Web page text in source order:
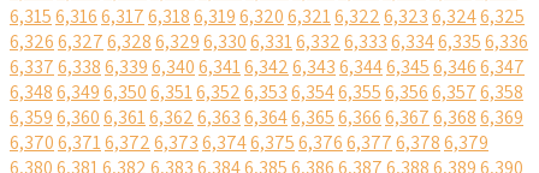
6,3156,3166,3176,3186,3196,3206,3216,3226,3236,3246,325
6,3266,3276,3286,3296,3306,3316,3326,3336,3346,3356,336
6,3376,3386,3396,3406,3416,3426,3436,3446,3456,3466,347
6,3486,3496,3506,3516,3526,3536,3546,3556,3566,3576,358
6,3596,3606,3616,3626,3636,3646,3656,3666,3676,3686,369
6,3706,3716,3726,3736,3746,3756,3766,3776,3786,379